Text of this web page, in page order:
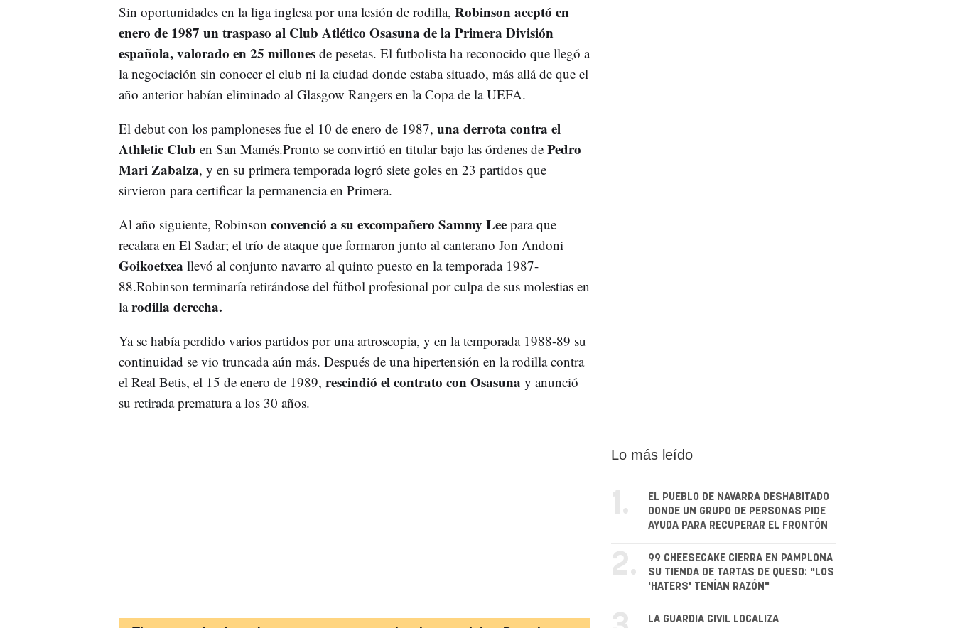
Sin oportunidades en la liga inglesa por una lesión de rodilla, Robinson aceptó en
enero de 1987 un traspaso al Club Atlético Osasuna de la Primera División
española, valorado en 25 millones de pesetas. El futbolista ha reconocido que llegó a
la negociación sin conocer el club ni la ciudad donde estaba situado, más allá de que el
año anterior habían eliminado al Glasgow Rangers en la Copa de la UEFA.
El debut con los pamploneses fue el 10 de enero de 1987, una derrota contra el
Athletic Club en San Mamés.Pronto se convirtió en titular bajo las órdenes de Pedro
Mari Zabalza, y en su primera temporada logró siete goles en 23 partidos que
sirvieron para certificar la permanencia en Primera.
Al año siguiente, Robinson convenció a su excompañero Sammy Leepara que
recalara en El Sadar; el trío de ataque que formaron junto al canterano Jon Andoni
Goikoetxea llevó al conjunto navarro al quinto puesto en la temporada 1987-
88.Robinson terminaría retirándose del fútbol profesional por culpa de sus molestias en
larodilla derecha.
Ya se había perdido varios partidos por una artroscopia, y en la temporada 1988-89 su
continuidad se vio truncada aún más. Después de una hipertensión en la rodilla contra
el Real Betis, el 15 de enero de 1989, rescindió el contrato con Osasuna y anunció
su retirada prematura a los 30 años.
Lo más leído
1.
EL PUEBLO DE NAVARRA DESHABITADO
DONDE UN GRUPO DE PERSONAS PIDE
AYUDA PARA RECUPERAR EL FRONTÓN
2.
99 CHEESECAKE CIERRA EN PAMPLONA
SU TIENDA DE TARTAS DE QUESO: "LOS
'HATERS' TENÍAN RAZÓN"
LA GUARDIA CIVIL LOCALIZA